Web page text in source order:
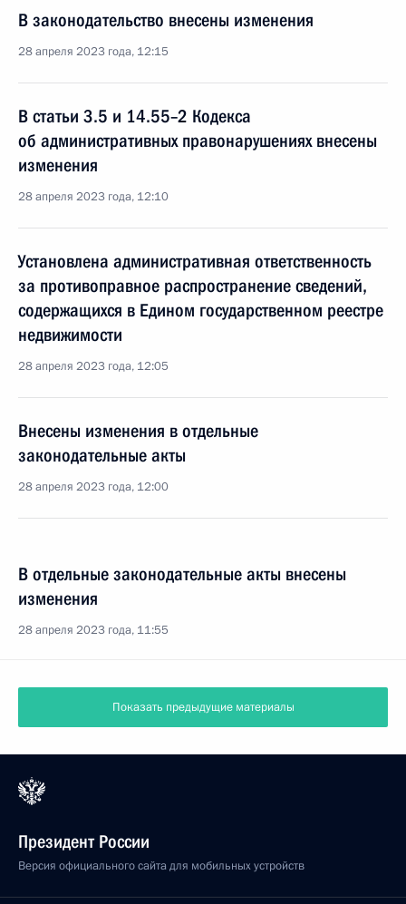
В законодательство внесены изменения
28 апреля 2023 года, 12:15
В статьи 3.5 и 14.55–2 Кодекса
об административных правонарушениях внесены
изменения
28 апреля 2023 года, 12:10
Установлена административная ответственность
за противоправное распространение сведений,
содержащихся в Едином государственном реестре
недвижимости
28 апреля 2023 года, 12:05
Внесены изменения в отдельные
законодательные акты
28 апреля 2023 года, 12:00
В отдельные законодательные акты внесены
изменения
28 апреля 2023 года, 11:55
Показать предыдущие материалы
Президент России
Версия официального сайта для мобильных устройств